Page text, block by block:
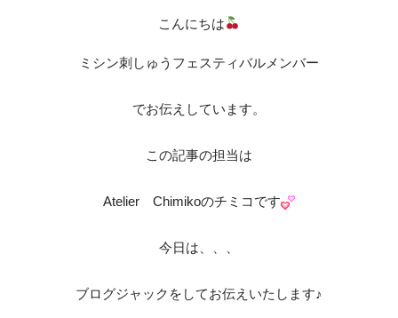
こんにちは
ミシン刺しゅうフェスティバルメンバー
でお伝えしています。
この記事の担当は
Atelier Chimikoのチミコです
今日は、、、
ブログジャックをしてお伝えいたします♪